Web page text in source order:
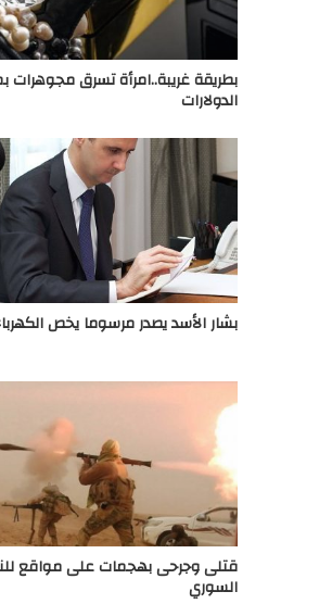
بطريقة غريبة..امرأة تسرق مجوهرات
الدولارات
بشار الأسد يصدر مرسوما يخص
قتلى وجرحى بهجمات على مواقع
السوري